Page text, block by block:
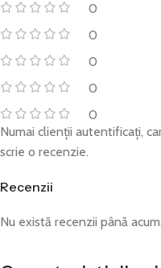
0
0
0
0
0
Recenzii
Nu există recenzii până acum.
Numai clienții autentificați,
scrie o recenzie.